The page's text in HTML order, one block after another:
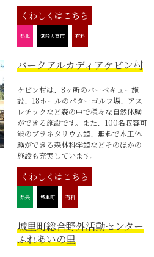
くわしくはこちら
県北 常陸大宮市 有料
パークアルカディアケビン村
ケビン村は、8ヶ所のバーベキュー施
設、18ホールのパターゴルフ場、アス
レチックなど森の中で様々な自然体験
ができる施設です。また、100名収容可
能のプラネタリウム館、無料で木工体
験ができる森林科学館などそのほかの
施設も充実しています。
くわしくはこちら
県央 城里町 有料
城里町総合野外活動センター
ふれあいの里